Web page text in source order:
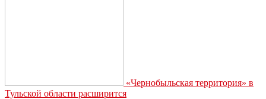
«Чернобыльская территория» в
Тульской области расширится